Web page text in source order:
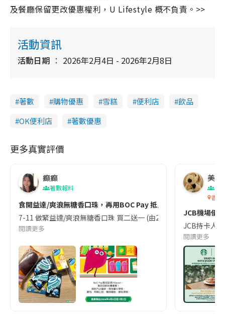
及餐廳保留更改優惠權利，U Lifestyle 概不負責。>>
活動資訊
活動日期 2026年2月4日 - 2026年2月8日
著數 購物優惠 雪糕 便利店
飲品
OK便利店
著數優惠
更多真實評價
癲癲
著數報料
食開益達/爽浪無糖香口珠，再用BOC Pay 抵上加抵！
7-11 做緊益達/爽浪無糖香口珠 買二送一 (由2024年6月5-11日)
閱讀更多
美食
著
香港
JCB機場優
JCB持卡人
閱讀更多